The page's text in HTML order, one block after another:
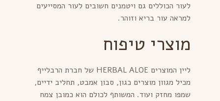
לעור הכוללים גם ויטמנים חשובים לעור המסייעים
למראה עור בריא וזוהר.
מוצרי טיפוח
ליין המוצרים HERBAL ALOE של חברת הרבלייף
מכיל מגוון מוצרים כגון, סבון אמבט, תחליב ידיים,
שמפו מחזק ועוד. המשותף לכולם הוא כמובן צמח